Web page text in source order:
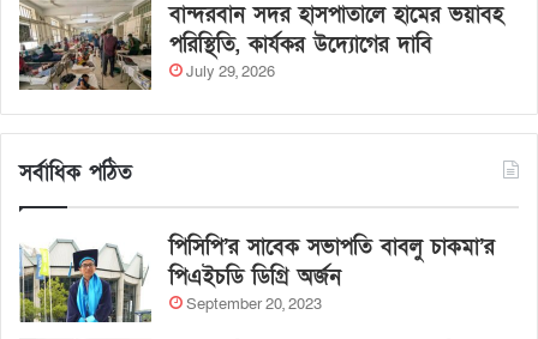
বান্দরবান সদর হাসপাতালে হামের ভয়াবহ
পরিস্থিতি, কার্যকর উদ্যোগের দাবি
July 29, 2026
সর্বাধিক পঠিত
পিসিপি’র সাবেক সভাপতি বাবলু চাকমা’র
পিএইচডি ডিগ্রি অর্জন
September 20, 2023